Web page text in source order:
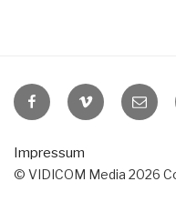
VIDICOM
auf
VIDICOM
auf
E-
Mail
Impressum
© VIDICOM Media 2026